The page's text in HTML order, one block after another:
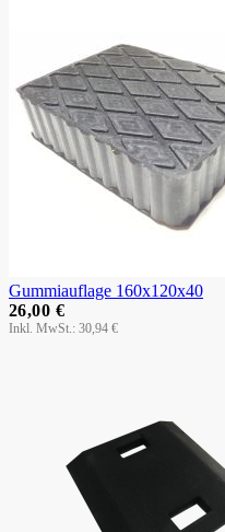
Gummiauflage 160x120x40
30,94 €
26,00 €